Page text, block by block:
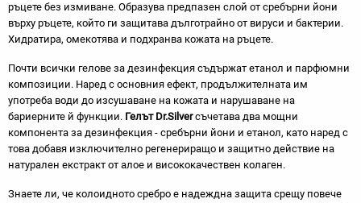
ръцете без измиване. Образува предпазен слой от сребърни йони
върху ръцете, който ги защитава дълготрайно от вируси и бактерии.
Хидратира, омекотява и подхранва кожата на ръцете.
Почти всички гелове за дезинфекция съдържат етанол и парфюмни
композиции. Наред с основния ефект, продължителната им
употреба води до изсушаване на кожата и нарушаване на
бариерните й функции. Гелът Dr.Silverсъчетава два мощни
компонента за дезинфекция - сребърни йони и етанол, като наред с
това добавя изключително регенериращо и защитно действие на
натурален екстракт от алое и висококачествен колаген.
Знаете ли, че колоидното сребро е надеждна защита срещу повече